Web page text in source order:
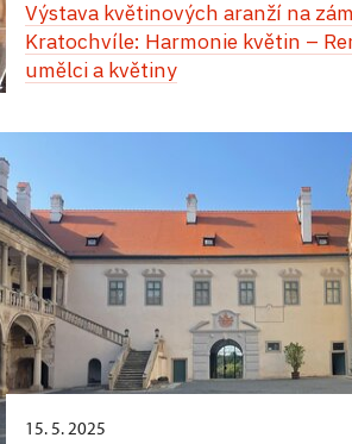
apartmánu v západním křídle
Jedinečný zážitek vás čeká
hudby, tance a chutí! Přes den
vystoupení tanečnic a
dobových kostýmech. Na
můžete vychutnat autentickou
osvěžující zmrzlinu a lahodné
Večerní atmosféra vás přenese
Zámecké komnaty ozáří jemné
a Banketní sál ožije tóny
se slavnostně vyzdobenými
unést květinovou vůní a
tohoto místa.
velkolepá světelná show.
Výstava květinových aranží na
Kratochvíle: Harmonie květin –
umělci a květiny
15. 5. 2025